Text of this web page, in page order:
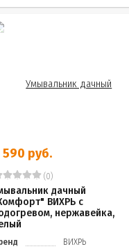
590 руб.
(0)
дачный
ВИХРЬ с
нержавейка,
ВИХРЬ